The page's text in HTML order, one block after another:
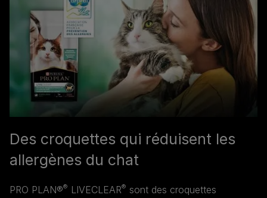
Des croquettes qui réduisent les
allergènes du chat
PRO PLAN®® LIVECLEAR® sont des croquettes